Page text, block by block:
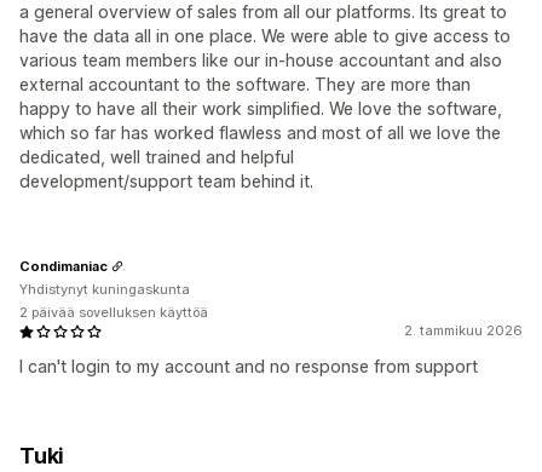
a general overview of sales from all our platforms. Its great to
have the data all in one place. We were able to give access to
various team members like our in-house accountant and also
external accountant to the software. They are more than
happy to have all their work simplified. We love the software,
which so far has worked flawless and most of all we love the
dedicated, well trained and helpful
development/support team behind it.
2. tammikuu 2026
I can't login to my account and no response from support
Condimaniac
Yhdistynyt kuningaskunta
2 päivää sovelluksen käyttöä
Tuki